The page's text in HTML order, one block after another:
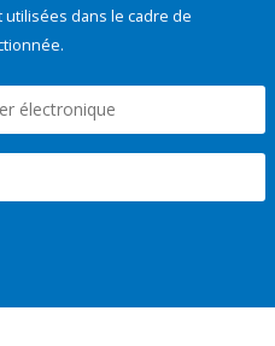
dans le cadre de